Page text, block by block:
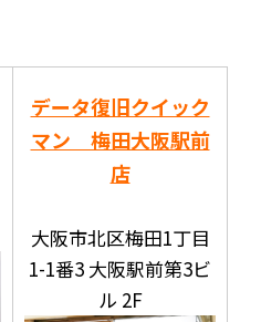
データ復旧クイック
マン 梅田大阪駅前
店
大阪市北区梅田1丁目
1-1番3 大阪駅前第3ビ
ル 2F